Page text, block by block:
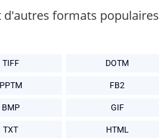
d'autres formats populaires
TIFF DOTM
PPTM FB2
BMP GIF
TXT HTML